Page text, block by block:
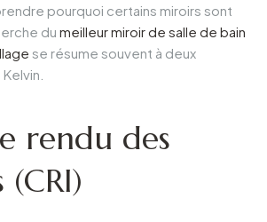
pourquoi certains miroirs sont
du meilleur miroir de salle de bain
se résume souvent à deux
rendu des